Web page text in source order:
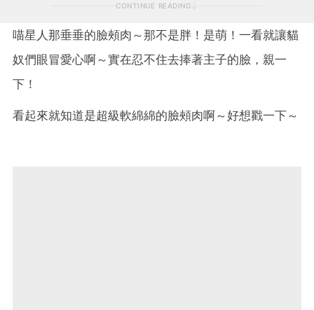
CONTINUE READING
喵星人那垂垂的臉頰肉～那不是胖！是萌！一看就讓貓
奴們眼冒愛心啊～實在忍不住去捧著主子的臉，親一
下！
看起來就知道是超級軟綿綿的臉頰肉啊～好想戳一下～